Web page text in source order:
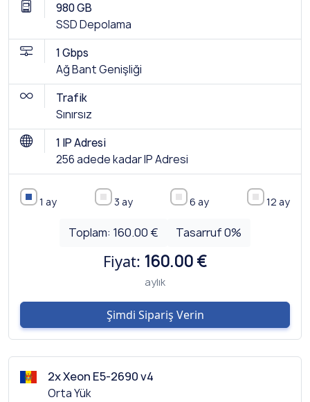
980 GB
SSD Depolama
1 Gbps
Ağ Bant Genişliği
Trafik
Sınırsız
1 IP Adresi
256 adede kadar IP Adresi
1 ay 3 ay 6 ay 12 ay
Toplam: 160.00 € Tasarruf0%
Fiyat: 160.00 €
aylık
Şimdi Sipariş Verin
2x Xeon E5-2690 v4
Orta Yük